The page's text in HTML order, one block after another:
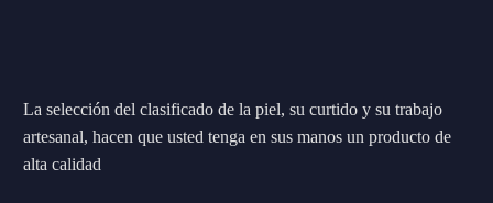
La selección del clasificado de la piel, su curtido y su trabajo
artesanal, hacen que usted tenga en sus manos un producto de
alta calidad